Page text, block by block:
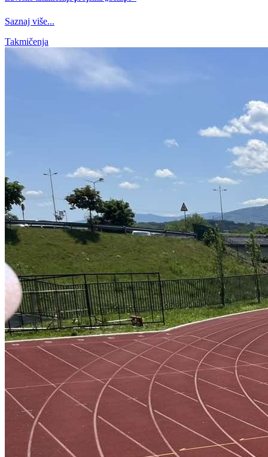
Saznaj više...
Takmičenja